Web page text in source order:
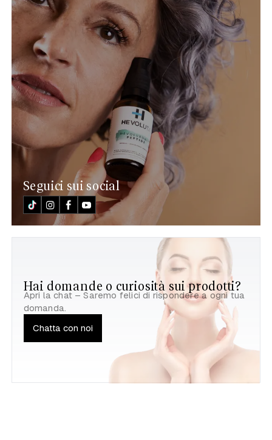
Seguici sui social
Hai domande o curiosità sui prodotti?
Apri la chat – Saremo felici di rispondere a ogni tua
domanda.
Chatta con noi